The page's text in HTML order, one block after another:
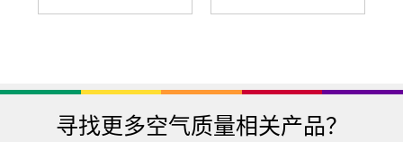
寻找更多空气质量相关产品？